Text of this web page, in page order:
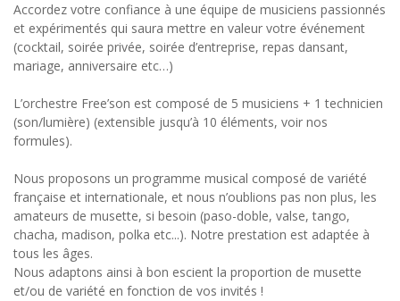
Accordez votre confiance à une équipe de musiciens passionnés
et expérimentés qui saura mettre en valeur votre événement
(cocktail, soirée privée, soirée d’entreprise, repas dansant,
mariage, anniversaire etc…)
L’orchestre Free’son est composé de 5 musiciens + 1 technicien
(son/lumière) (extensible jusqu’à 10 éléments, voir nos
formules).
Nous proposons un programme musical composé de variété
française et internationale, et nous n’oublions pas non plus, les
amateurs de musette, si besoin (paso-doble, valse, tango,
chacha, madison, polka etc...). Notre prestation est adaptée à
tous les âges.
Nous adaptons ainsi à bon escient la proportion de musette
et/ou de variété en fonction de vos invités !